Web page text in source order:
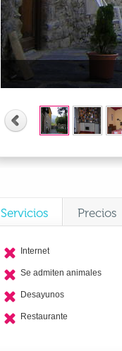
Servicios Precios
Internet
Se admiten animales
Desayunos
Restaurante